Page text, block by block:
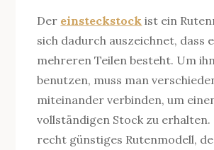
Der einsteckstock ist ein
sich dadurch auszeichnet, dass
mehreren Teilen besteht. Um
benutzen, muss man
miteinander verbinden, um
vollständigen Stock zu erhalten.
recht günstiges Rutenmodell,